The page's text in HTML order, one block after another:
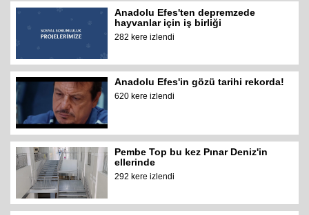
Anadolu Efes'ten depremzede
hayvanlar için iş birliği
282 kere izlendi
Anadolu Efes'in gözü tarihi rekorda!
620 kere izlendi
Pembe Top bu kez Pınar Deniz'in
ellerinde
292 kere izlendi